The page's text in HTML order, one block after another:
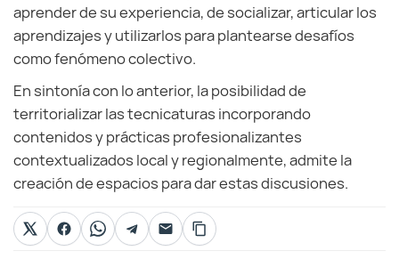
aprender de su experiencia, de socializar, articular los
aprendizajes y utilizarlos para plantearse desafíos
como fenómeno colectivo.
En sintonía con lo anterior, la posibilidad de
territorializar las tecnicaturas incorporando
contenidos y prácticas profesionalizantes
contextualizados local y regionalmente, admite la
creación de espacios para dar estas discusiones.